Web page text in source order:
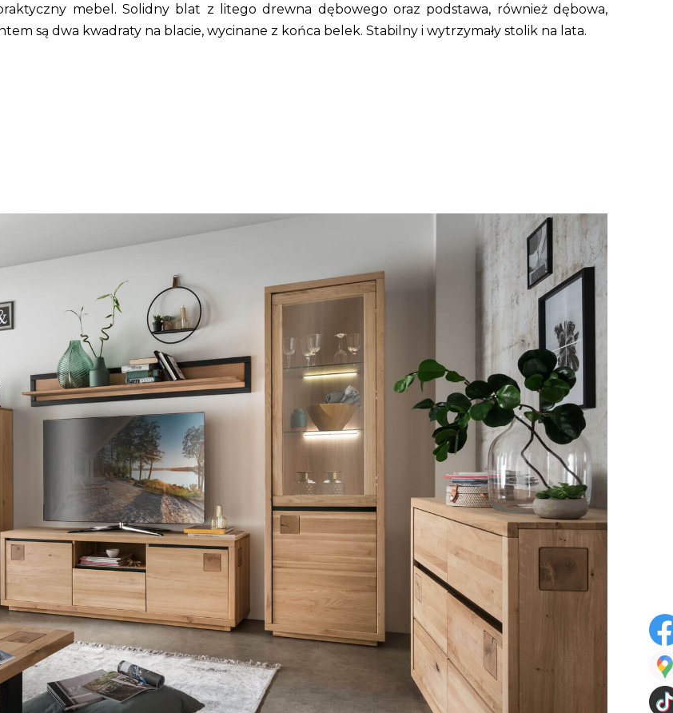
mebel. Solidny blat z litego drewna dębowego oraz podstawa, również dębowa,
są dwa kwadraty na blacie, wycinane z końca belek. Stabilny i wytrzymały stolik na lata.